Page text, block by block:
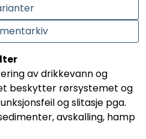
av drikkevann og
beskytter rørsystemet og
og slitasje pga.
avskalling, hamp